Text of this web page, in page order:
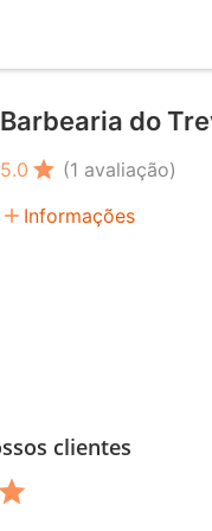
Barbearia do
5.0 star (1 avaliação)
add Informações
clientes
star